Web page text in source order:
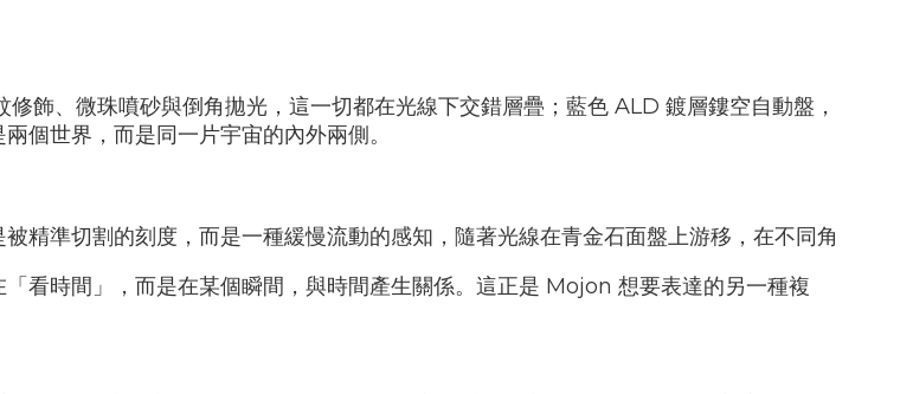
修飾、微珠噴砂與倒角拋光，這一切都在光線下交錯層疊；藍色 ALD 鍍層鏤空自動盤，
個世界，而是同一片宇宙的內外兩側。
精準切割的刻度，而是一種緩慢流動的感知，隨著光線在青金石面盤上游移，在不同角
看時間」，而是在某個瞬間，與時間產生關係。這正是 Mojon 想要表達的另一種複